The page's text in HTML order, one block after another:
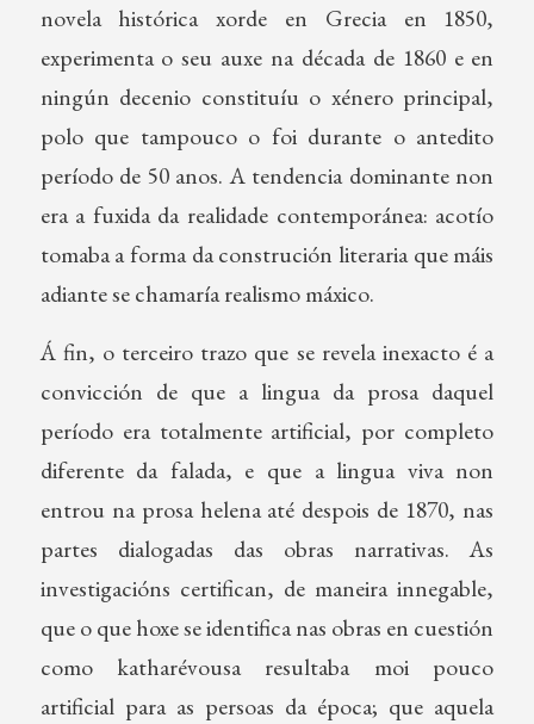
novela histórica xorde en Grecia en 1850,
experimenta o seu auxe na década de 1860 e en
ningún decenio constituíu o xénero principal,
polo que tampouco o foi durante o antedito
período de 50 anos. A tendencia dominante non
era a fuxida da realidade contemporánea: acotío
tomaba a forma da construción literaria que máis
adiante se chamaría realismo máxico.
Á fin, o terceiro trazo que se revela inexacto é a
convicción de que a lingua da prosa daquel
período era totalmente artificial, por completo
diferente da falada, e que a lingua viva non
entrou na prosa helena até despois de 1870, nas
partes dialogadas das obras narrativas. As
investigacións certifican, de maneira innegable,
que o que hoxe se identifica nas obras en cuestión
como katharévousa resultaba moi pouco
artificial para as persoas da época; que aquela